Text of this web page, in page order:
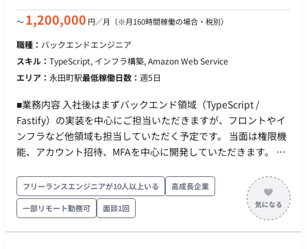
び続けられる方にマッチするポジションです。 【ポジションの
魅力】 国内有数のマッチングアプリの開発に携わり、多くのユ
ーザーに影響を与える機能開発や改善に取り組むことができま
す。フロントエンドからバックエンドとの連携まで一貫して関
与できるため、プロダクト全体を俯瞰した開発経験を積むこと
しながら開発を進めることで、ビジネス視点やUX観点も養うこ
とができます。 【開発環境】 ReactおよびReact Nativeを中心
としたフロントエンド技術スタックに加え、Node.jsやAPI連携
を前提としたバックエンドとの連携環境にて開発を行っていた
〜1,200,000 円／月 （※月160時間稼働の場合・税別）
職種： バックエンドエンジニア
スキル： TypeScript, インフラ構築, Amazon Web Service
エリア： 永田町駅最低稼働日数： 週5日
■業務内容 入社後はまずバックエンド領域（TypeScript /
Fastify）の実装を中心にご担当いただきますが、フロントやイ
ンフラなど他領域も担当していただく予定です。 当面は権限機
能、アカウント招待、MFAを中心に開発していただきます。 そ
す。 ■実装範囲 ・バックエンド（主担当領域） ・SNS向けメッ
セージ配信機能の構築（大量配信・webhook処理） ・認証・認
可機能、決済機能の実装 ・技術選定、アーキテクチャ設計 ・集
計基盤の構築など ■開発環境 ・フロント：React, MUI,
フリーランスエンジニアが10人以上いる
高成長企業
一部リモート勤務可
面談1回